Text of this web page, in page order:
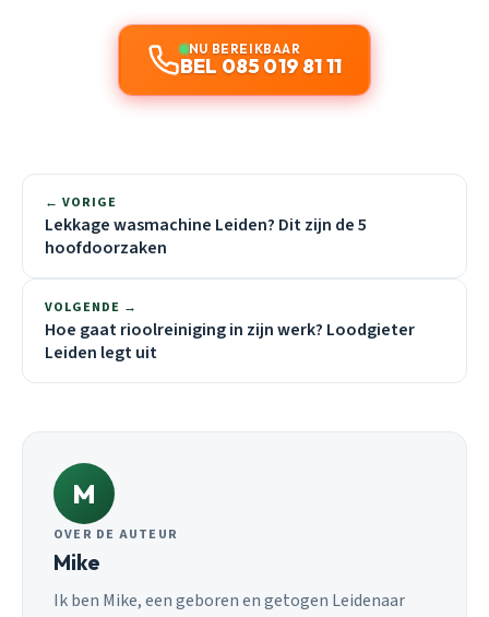
NU BEREIKBAAR
BEL 085 019 81 11
← VORIGE
Lekkage wasmachine Leiden? Dit zijn de 5
hoofdoorzaken
VOLGENDE →
Hoe gaat rioolreiniging in zijn werk? Loodgieter
Leiden legt uit
M
OVER DE AUTEUR
Mike
Ik ben Mike, een geboren en getogen Leidenaar